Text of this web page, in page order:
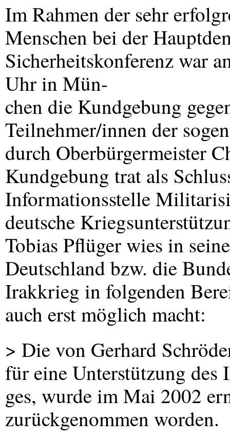
Im Rahmen der sehr
Menschen bei der
Sicherheitskonferenz war
Uhr in Mün-
chen die Kundgebung
Teilnehmer/innen der
durch Oberbürgermeister
Kundgebung trat als
Informationsstelle
deutsche
Tobias Pflüger wies in
Deutschland bzw. die
Irakkrieg in folgenden
auch erst möglich macht:
> Die von Gerhard
für eine Unterstützung des
ges, wurde im Mai 2002
zurückgenommen worden.